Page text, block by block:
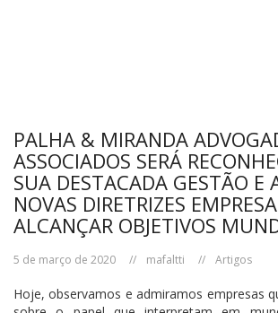
PALHA & MIRANDA
ASSOCIADOS SERÁ
SUA DESTACADA GESTÃO E
NOVAS DIRETRIZES
ALCANÇAR OBJETIVOS
5 de março de 2020 mafaltti Artigos
Hoje, observamos e admiramos empresas